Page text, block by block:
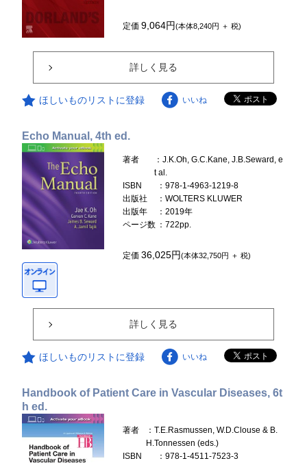
定価9,064円(本体8,240円 ＋ 税)
詳しく見る
ほしいものリストに登録 いいね
Echo Manual, 4th ed.
著者
：J.K.Oh, G.C.Kane, J.B.Seward, e
t al.
ISBN
：978-1-4963-1219-8
出版社
：WOLTERS KLUWER
出版年
：2019年
ページ数 ：722pp.
定価36,025円(本体32,750円 ＋ 税)
詳しく見る
ほしいものリストに登録 いいね
Handbook of Patient Care in Vascular Diseases, 6t
h ed.
著者
：T.E.Rasmussen, W.D.Clouse & B.
H.Tonnessen (eds.)
ISBN
：978-1-4511-7523-3